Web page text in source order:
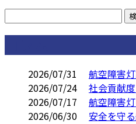
2026/07/31
航空障害
2026/07/24
社会貢献
2026/07/17
航空障害
2026/06/30
安全を守